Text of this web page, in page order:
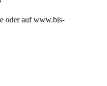
oder auf www.bis-